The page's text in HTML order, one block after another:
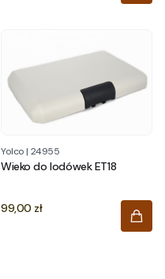
Yolco | 24955
Wieko do lodówek ET18
Cena
99,00 zł